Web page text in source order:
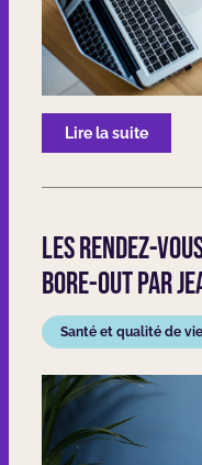
Lire la suite
Les rendez-
bore-out par
Santé et qualité de